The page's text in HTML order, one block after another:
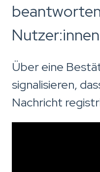
Über eine
signalisieren,
Nachricht